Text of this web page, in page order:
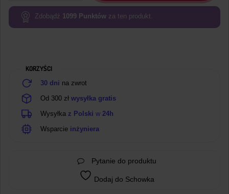
LED
8×8
Zdobądź 1099 Punktów za ten produkt.
KORZYŚCI
30 dni na zwrot
Od 300 zł wysyłka gratis
Wysyłka z Polski w 24h
Wsparcie inżyniera
Pytanie do produktu
Dodaj do Schowka